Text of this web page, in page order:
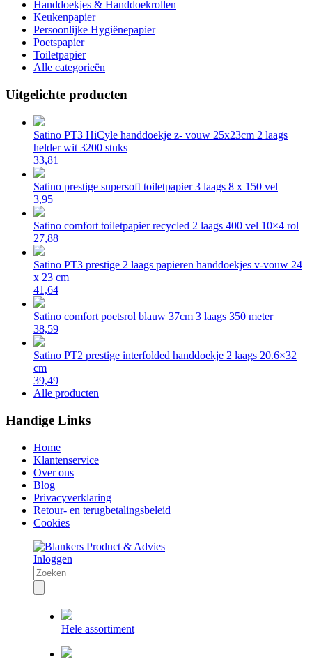
Handdoekjes & Handdoekrollen
Keukenpapier
Persoonlijke Hygiënepapier
Poetspapier
Toiletpapier
Alle categorieën
Uitgelichte producten
Satino PT3 HiCyle handdoekje z- vouw 25x23cm 2 laags
helder wit 3200 stuks
33,81
Satino prestige supersoft toiletpapier 3 laags 8 x 150 vel
3,95
Satino comfort toiletpapier recycled 2 laags 400 vel 10×4 rol
27,88
Satino PT3 prestige 2 laags papieren handdoekjes v-vouw 24
x 23 cm
41,64
Satino comfort poetsrol blauw 37cm 3 laags 350 meter
38,59
Satino PT2 prestige interfolded handdoekje 2 laags 20.6×32
cm
39,49
Alle producten
Handige Links
Home
Klantenservice
Over ons
Blog
Privacyverklaring
Retour- en terugbetalingsbeleid
Cookies
Inloggen
Hele assortiment